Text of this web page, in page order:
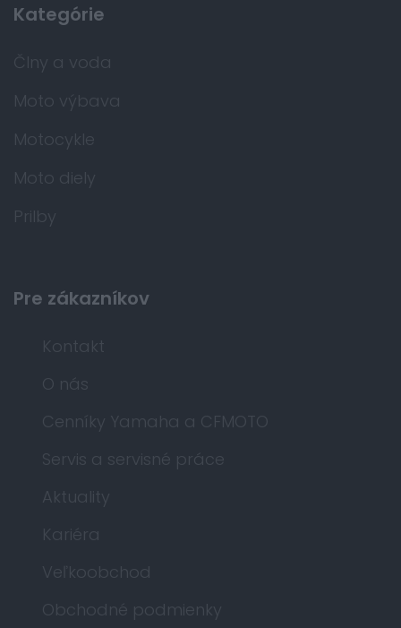
Kategórie
Člny a voda
Moto výbava
Motocykle
Moto diely
Prilby
Pre zákazníkov
Kontakt
O nás
Cenníky Yamaha a CFMOTO
Servis a servisné práce
Aktuality
Kariéra
Veľkoobchod
Obchodné podmienky